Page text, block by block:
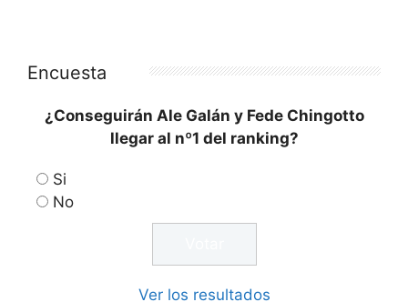
Encuesta
¿Conseguirán Ale Galán y Fede Chingotto
llegar al nº1 del ranking?
Si
No
Ver los resultados